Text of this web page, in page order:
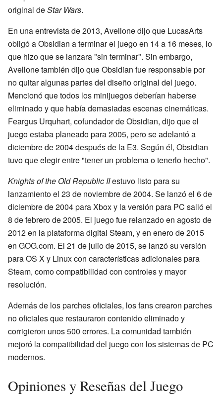
original deStar Wars.
En una entrevista de 2013, Avellone dijo que LucasArts
obligó a Obsidian a terminar el juego en 14 a 16 meses, lo
que hizo que se lanzara "sin terminar". Sin embargo,
Avellone también dijo que Obsidian fue responsable por
no quitar algunas partes del diseño original del juego.
Mencionó que todos los minijuegos deberían haberse
eliminado y que había demasiadas escenas cinemáticas.
Feargus Urquhart, cofundador de Obsidian, dijo que el
juego estaba planeado para 2005, pero se adelantó a
diciembre de 2004 después de la E3. Según él, Obsidian
tuvo que elegir entre "tener un problema o tenerlo hecho".
Knights of the Old Republic IIestuvo listo para su
lanzamiento el 23 de noviembre de 2004. Se lanzó el 6 de
diciembre de 2004 para Xbox y la versión para PC salió el
8 de febrero de 2005. El juego fue relanzado en agosto de
2012 en la plataforma digital Steam, y en enero de 2015
en GOG.com. El 21 de julio de 2015, se lanzó su versión
para OS X y Linux con características adicionales para
Steam, como compatibilidad con controles y mayor
resolución.
Además de los parches oficiales, los fans crearon parches
no oficiales que restauraron contenido eliminado y
corrigieron unos 500 errores. La comunidad también
mejoró la compatibilidad del juego con los sistemas de PC
modernos.
Opiniones y Reseñas del Juego